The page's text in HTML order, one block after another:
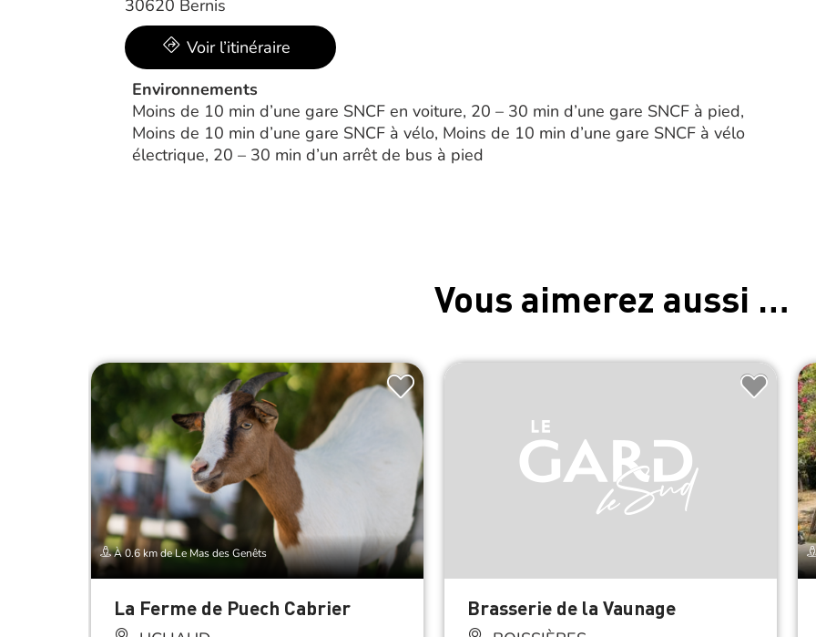
30620 Bernis
Voir l’itinéraire
Environnements
Moins de 10 min d’une gare SNCF en voiture, 20 – 30 min d’une gare SNCF à pied,
Moins de 10 min d’une gare SNCF à vélo, Moins de 10 min d’une gare SNCF à vélo
électrique, 20 – 30 min d’un arrêt de bus à pied
Vous aimerez aussi …
À 0.6 km de Le Mas des Genêts
La Ferme de Puech Cabrier Brasserie de la Vaunage